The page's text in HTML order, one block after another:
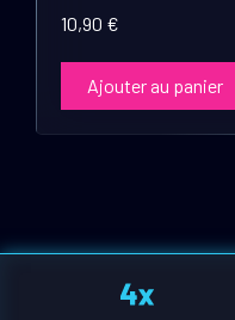
10,90 €
Ajouter au panier